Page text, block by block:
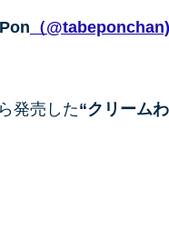
Pon （@tabeponchan)
発売した“クリーム